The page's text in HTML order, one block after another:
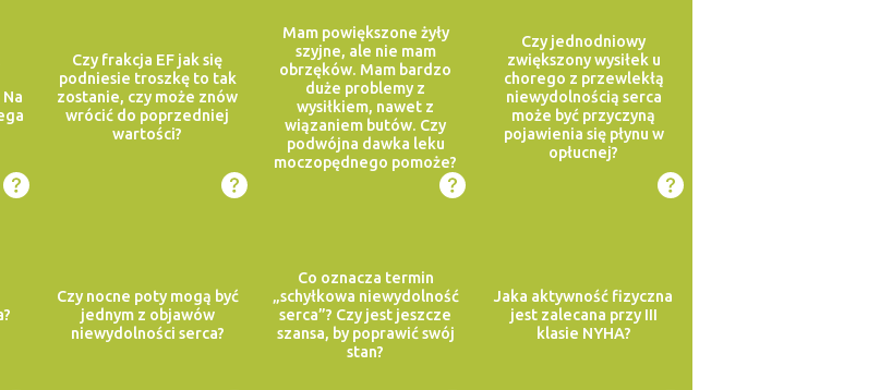
Czy frakcja EF jak się
podniesie troszkę to tak
zostanie, czy może znów
wrócić do poprzedniej
wartości?
Mam powiększone żyły
szyjne, ale nie mam
obrzęków. Mam bardzo
duże problemy z
wysiłkiem, nawet z
wiązaniem butów. Czy
podwójna dawka leku
moczopędnego pomoże?
Czy jednodniowy
zwiększony wysiłek u
chorego z przewlekłą
niewydolnością serca
może być przyczyną
pojawienia się płynu w
opłucnej?
Czy nocne poty mogą być
jednym z objawów
niewydolności serca?
Co oznacza termin
„schyłkowa niewydolność
serca”? Czy jest jeszcze
szansa, by poprawić swój
stan?
Jaka aktywność fizyczna
jest zalecana przy III
klasie NYHA?